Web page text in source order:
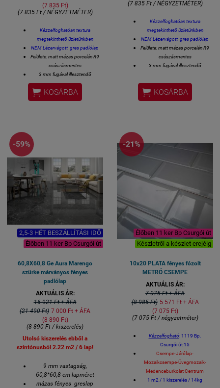
(7 835 Ft)
(7 835 Ft / NÉGYZETMÉTER)
Kézzelfoghatóan textura
megtekinthető üzletünkben
NEM Lézervágott gres padlólap
Felülete: matt mázas porcelán R9
csúszásmentes
3 mm fugával illesztendő
60 x60 cm lapméret
Vastagsága 8 mm
1 kiszerelés 4 lap azaz 1,44
 KOSÁRBA
(7 835 Ft / NÉGYZETMÉTER)
Kézzelfoghatóan textura
megtekinthető üzletünkben
NEM Lézervágott gres padlólap
Felülete: matt mázas porcelán R9
csúszásmentes
3 mm fugával illesztendő
Vastagsága 8 mm
1 kiszerelés 4 lap azaz 1,44
négyzetméter
 KOSÁRBA
-59%
2,5-3 HÉT BESZÁLLÍTÁSI IDŐ
Élőben 11 ker Bp Csurgói út
60,8X60,8 Ge Aura Marengo
szürke márványos fényes
padlólap
AKTUÁLIS ÁR:
16 921 Ft + ÁFA
(21 490 Ft) 7 000 Ft + ÁFA
(8 890 Ft)
(8 890 Ft / kiszerelés)
Utolsó kiszerelés ebből a
színtónusból 2.22 m2 / 6 lap!
9 mm vastagság,
60,8*60,8 cm lapméret
mázas fényes greslap
-21%
Élőben 11 ker Bp Csurgói út
Készletről a készlet erejéig
10x20 PLATA fényes fózolt
METRÓ CSEMPE
AKTUÁLIS ÁR:
7 075 Ft + ÁFA
(8 985 Ft) 5 571 Ft + ÁFA
(7 075 Ft)
(7 075 Ft / négyzetméter)
Kézzelfogható: 1119 Bp.
Csurgói út 15
Csempe-Járólap-
Mozaikcsempe-Üvegmozaik-
Medenceburkolat Centrum
1 m2 / 1 kiszerelés / 14kg